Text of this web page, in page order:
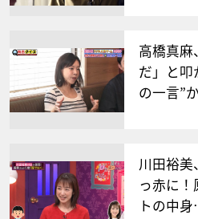
高橋真麻
だ」と
の一言”
川田裕美
っ赤に！
トの中